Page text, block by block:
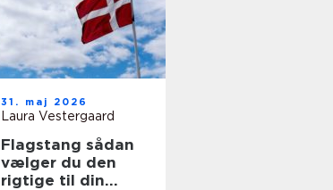
31. maj 2026
Laura Vestergaard
Flagstang sådan
vælger du den
rigtige til din